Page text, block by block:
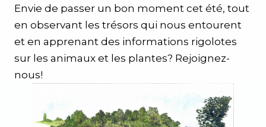
Envie de passer un bon moment cet été, tout
en observant les trésors qui nous entourent
et en apprenant des informations rigolotes
sur les animaux et les plantes? Rejoignez-
nous!